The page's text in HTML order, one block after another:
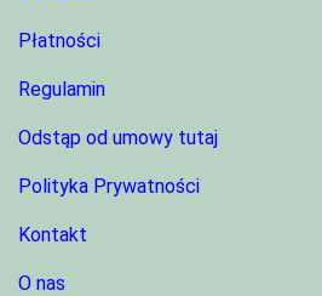
Płatności
Regulamin
Odstąp od umowy tutaj
Polityka Prywatności
Kontakt
O nas